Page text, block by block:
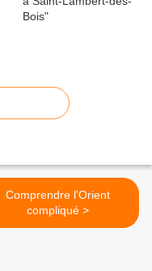
Comprendre l'Orient
compliqué >